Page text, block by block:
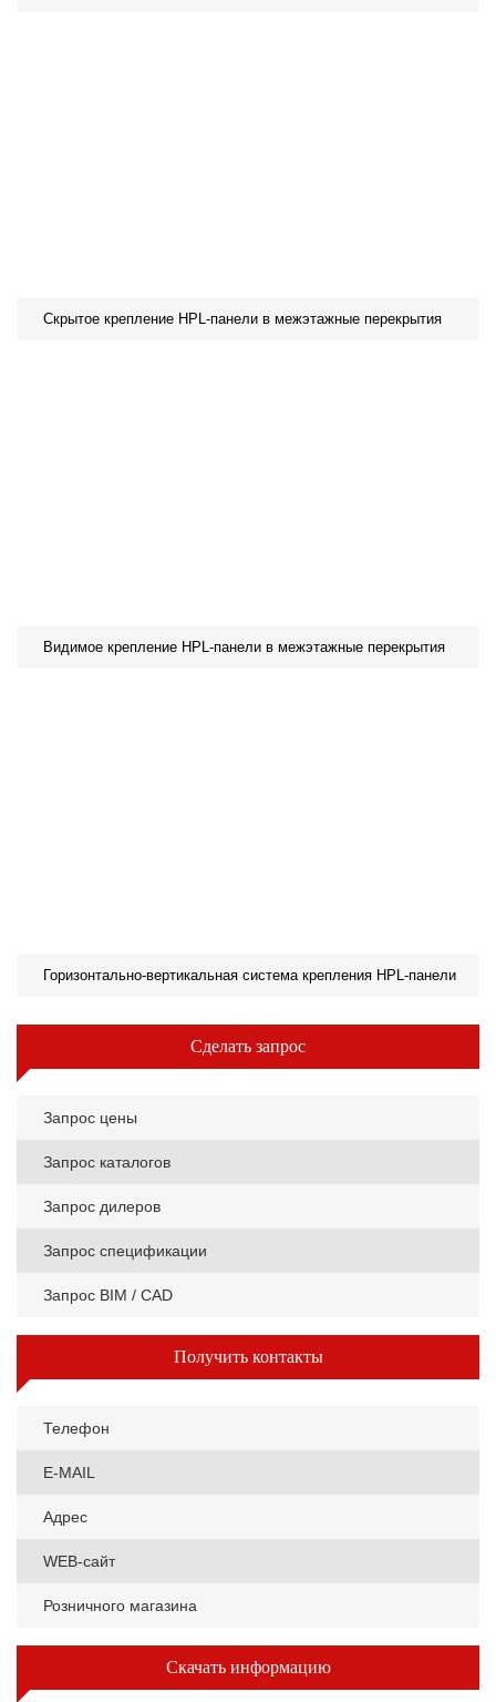
Скрытое крепление HPL-панели в межэтажные перекрытия
Видимое крепление HPL-панели в межэтажные перекрытия
Горизонтально-вертикальная система крепления HPL-панели
Сделать запрос
Запрос цены
Запрос каталогов
Запрос дилеров
Запрос спецификации
Запрос BIM / CAD
Получить контакты
Телефон
E-MAIL
Адрес
WEB-сайт
Розничного магазина
Скачать информацию